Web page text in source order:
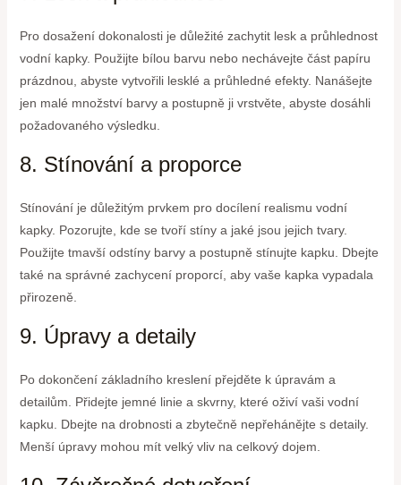
Pro dosažení dokonalosti je důležité zachytit lesk a průhlednost
vodní kapky. Použijte bílou barvu nebo nechávejte část papíru
prázdnou, abyste vytvořili lesklé a průhledné efekty. Nanášejte
jen malé množství barvy a postupně ji vrstvěte, abyste dosáhli
požadovaného výsledku.
8. Stínování a proporce
Stínování je důležitým prvkem pro docílení realismu vodní
kapky. Pozorujte, kde se tvoří stíny a jaké jsou jejich tvary.
Použijte tmavší odstíny barvy a postupně stínujte kapku. Dbejte
také na správné zachycení proporcí, aby vaše kapka vypadala
přirozeně.
9. Úpravy a detaily
Po dokončení základního kreslení přejděte k úpravám a
detailům. Přidejte jemné linie a skvrny, které oživí vaši vodní
kapku. Dbejte na drobnosti a zbytečně nepřehánějte s detaily.
Menší úpravy mohou mít velký vliv na celkový dojem.